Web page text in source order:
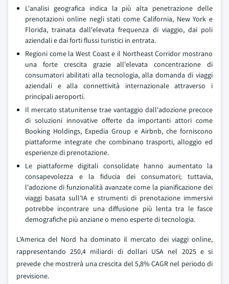
L'analisi geografica indica la più alta penetrazione delle
prenotazioni online negli stati come California, New York e
Florida, trainata dall'elevata frequenza di viaggio, dai poli
aziendali e dai forti flussi turistici in entrata.
Regioni come la West Coast e il Northeast Corridor mostrano
una forte crescita grazie all'elevata concentrazione di
consumatori abilitati alla tecnologia, alla domanda di viaggi
aziendali e alla connettività internazionale attraverso i
principali aeroporti.
Il mercato statunitense trae vantaggio dall'adozione precoce
di soluzioni innovative offerte da importanti attori come
Booking Holdings, Expedia Group e Airbnb, che forniscono
piattaforme integrate che combinano trasporti, alloggio ed
esperienze di prenotazione.
Le piattaforme digitali consolidate hanno aumentato la
consapevolezza e la fiducia dei consumatori; tuttavia,
l'adozione di funzionalità avanzate come la pianificazione dei
viaggi basata sull'IA e strumenti di prenotazione immersivi
potrebbe incontrare una diffusione più lenta tra le fasce
demografiche più anziane o meno esperte di tecnologia.
L'America del Nord ha dominato il mercato dei viaggi online,
rappresentando 250,4 miliardi di dollari USA nel 2025 e si
prevede che mostrerà una crescita del 5,8% CAGR nel periodo di
previsione.